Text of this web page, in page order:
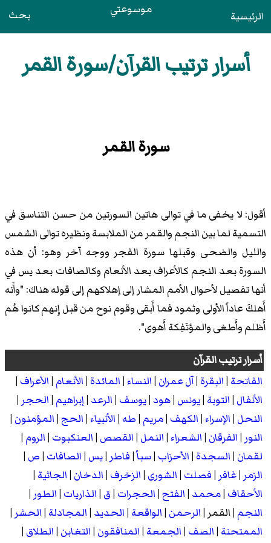
الرئيسية موسوعتي بحث
أسرار ترتيب القرآن/سورة القمر
سورة القمر
أقول: لا يخفى ما في توالى هاتين السورتين من حسن التناسق في
التسمية لما بين النجم والقمر من الملابسة ونظيره توالى الشمس
والليل والضحى وقبلها سورة الفجر ووجه آخر وهو: أن هذه
السورة بعد النجم كالأعراف بعد الأنعام وكالصافات بعد يس في
أنها تفصيل لأحوال الأمم المشار إلى إهلاكهم إلى قوله هناك: "وأَنه
أَهلكَ عاداً الأولى وثمود فما أَبقى وقوم نوح من قبل إِنهم كانوا هُم
أَظلم وأَطغى والمؤتَفِكة أَهوى".
أسرار ترتيب القرآن
الفاتحة |البقرة |آل عمران |النساء |المائدة |الأنعام |الأعراف |
الأنفال |التوبة |يونس |هود|يوسف |الرعد |إبراهيم |الحجر |
النحل |الإسراء |الكهف |مريم |طه |الأنبياء |الحج|المؤمنون |
النور |الفرقان |الشعراء |النمل |القصص |العنكبوت |الروم |
لقمان |السجدة |الأحزاب |سبأ|فاطر |يس |الصافات |ص |
الزمر |غافر |فصلت |الشورى |الزخرف |الدخان |الجاثية |
الأحقاف |محمد |الفتح|الحجرات |ق |الذاريات |الطور |
النجم |القمر |الرحمن |الواقعة |الحديد |المجادلة |الحشر |
الممتحنة |الصف |الجمعة |المنافقون |التغابن |الطلاق |